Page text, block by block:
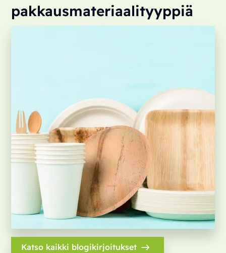
pakkausmateriaalityyppiä
Katso kaikki blogikirjoitukset